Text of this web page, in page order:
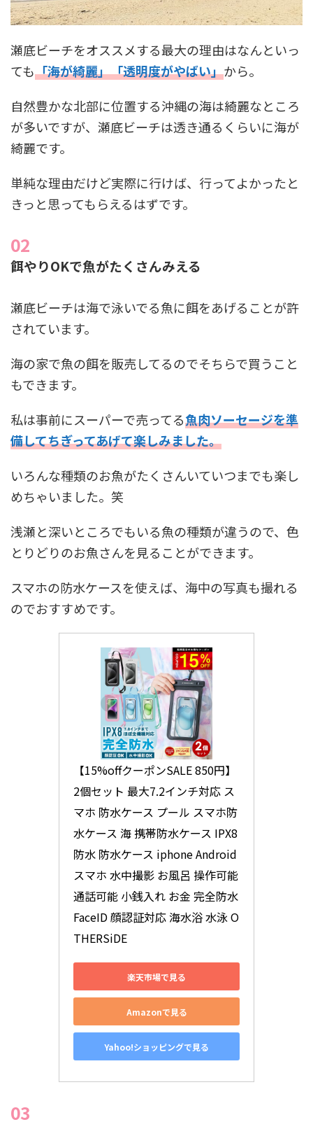
瀬底ビーチをオススメする最大の理由はなんといっ
ても「海が綺麗」「透明度がやばい」から。
自然豊かな北部に位置する沖縄の海は綺麗なところ
が多いですが、瀬底ビーチは透き通るくらいに海が
綺麗です。
単純な理由だけど実際に行けば、行ってよかったと
きっと思ってもらえるはずです。
餌やりOKで魚がたくさんみえる
瀬底ビーチは海で泳いでる魚に餌をあげることが許
されています。
海の家で魚の餌を販売してるのでそちらで買うこと
もできます。
私は事前にスーパーで売ってる魚肉ソーセージを準
備してちぎってあげて楽しみました。
いろんな種類のお魚がたくさんいていつまでも楽し
めちゃいました。笑
浅瀬と深いところでもいる魚の種類が違うので、色
とりどりのお魚さんを見ることができます。
スマホの防水ケースを使えば、海中の写真も撮れる
のでおすすめです。
【15%offクーポンSALE 850円】
2個セット 最大7.2インチ対応 ス
マホ 防水ケース プール スマホ防
水ケース 海 携帯防水ケース IPX8
防水 防水ケース iphone Android
スマホ 水中撮影 お風呂 操作可能
通話可能 小銭入れ お金 完全防水
FaceID 顔認証対応 海水浴 水泳 O
THERSiDE
楽天市場で見る
Amazonで見る
Yahoo!ショッピングで見る